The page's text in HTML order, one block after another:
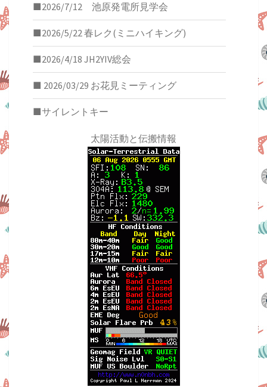
■2026/7/12 池原発電所見学会
■2026/5/22 春レク(ミニハイキング)
■2026/4/18 JH2YIV総会
■ 2026/03/29 お花見ミーティング
■サイレントキー
太陽活動と伝搬情報